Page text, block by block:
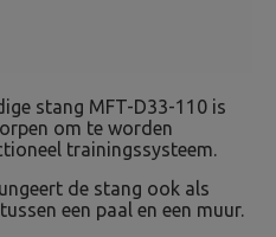
stang MFT-D33-110 is
om te worden
trainingssysteem.
de stang ook als
een paal en een muur.